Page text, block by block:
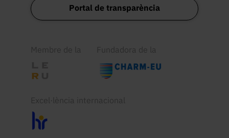
Portal de transparència
Membre de la Fundadora de la
Excel·lència internacional